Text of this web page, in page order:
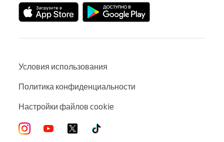
Условия использования
Политика конфиденциальности
Настройки файлов cookie